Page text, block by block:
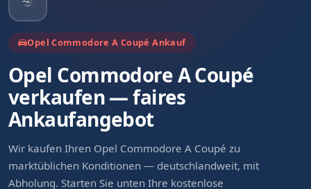
Opel Commodore A Coupé Ankauf
Opel Commodore A Coupé
verkaufen — faires
Ankaufangebot
Wir kaufen Ihren Opel Commodore A Coupé zu
marktüblichen Konditionen — deutschlandweit, mit
Abholung. Starten Sie unten Ihre kostenlose